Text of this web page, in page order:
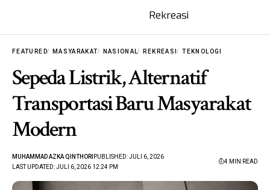
Rekreasi
FEATURED MASYARAKAT NASIONAL REKREASI TEKNOLOGI
Sepeda Listrik, Alternatif
Transportasi Baru Masyarakat
Modern
LAST UPDATED: JULI 6, 2026 12:24 PM
MUHAMMAD AZKA QINTHORI PUBLISHED: JULI 6, 2026
4 MIN READ